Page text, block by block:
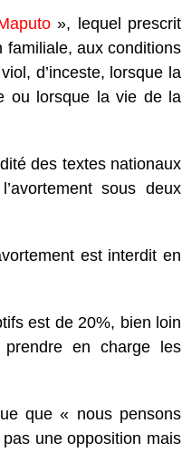
», lequel prescrit
familiale, aux conditions
d’inceste, lorsque la
ou lorsque la vie de la
des textes nationaux
sous deux
est interdit en
est de 20%, bien loin
en charge les
que « nous pensons
une opposition mais